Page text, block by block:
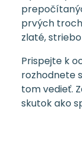
prvých
zlaté,
Prispejte k
rozhodnete
tom vedieť.
skutok ako